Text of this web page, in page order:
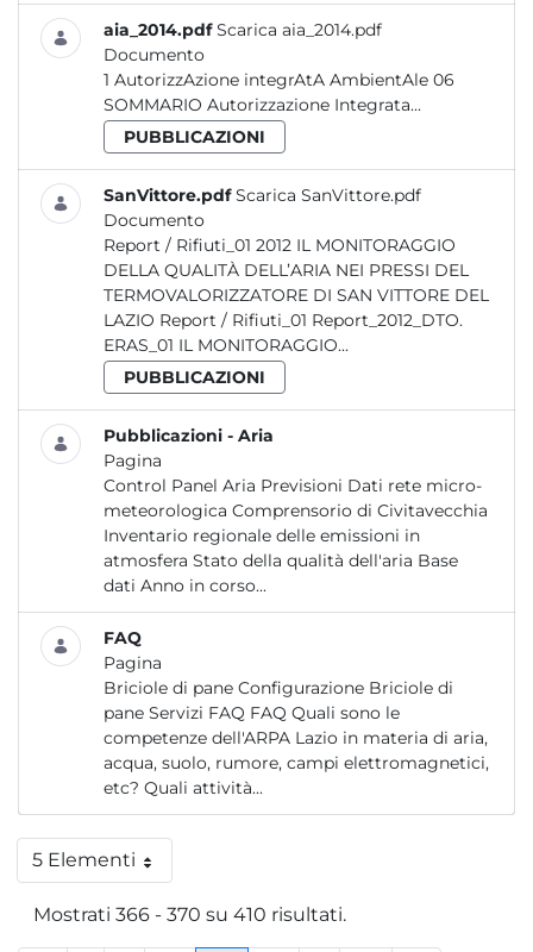
aia_2014.pdf Scarica aia_2014.pdf
Documento
1 AutorizzAzione integrAtA AmbientAle 06
SOMMARIO Autorizzazione Integrata...
PUBBLICAZIONI
SanVittore.pdf Scarica SanVittore.pdf
Documento
Report / Rifiuti_01 2012 IL MONITORAGGIO
DELLA QUALITÀ DELL’ARIA NEI PRESSI DEL
TERMOVALORIZZATORE DI SAN VITTORE DEL
LAZIO Report / Rifiuti_01 Report_2012_DTO.
ERAS_01 IL MONITORAGGIO...
PUBBLICAZIONI
Pubblicazioni - Aria
Pagina
Control Panel Aria Previsioni Dati rete micro-
meteorologica Comprensorio di Civitavecchia
Inventario regionale delle emissioni in
atmosfera Stato della qualità dell'aria Base
dati Anno in corso...
FAQ
Pagina
Briciole di pane Configurazione Briciole di
pane Servizi FAQ FAQ Quali sono le
competenze dell'ARPA Lazio in materia di aria,
acqua, suolo, rumore, campi elettromagnetici,
etc? Quali attività...
5 ElementiPer pagina
Mostrati 366 - 370 su 410 risultati.